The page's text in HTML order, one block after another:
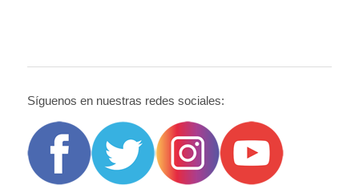
Síguenos en nuestras redes sociales: